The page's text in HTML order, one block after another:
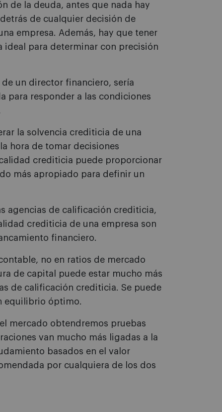
de la deuda, antes que nada hay
de cualquier decisión de
empresa. Además, hay que tener
ideal para determinar con precisión
un director financiero, sería
para responder a las condiciones
la solvencia crediticia de una
hora de tomar decisiones
crediticia puede proporcionar
más apropiado para definir un
agencias de calificación crediticia,
crediticia de una empresa son
financiero.
no en ratios de mercado
de capital puede estar mucho más
de calificación crediticia. Se puede
equilibrio óptimo.
mercado obtendremos pruebas
van mucho más ligadas a la
basados en el valor
por cualquiera de los dos